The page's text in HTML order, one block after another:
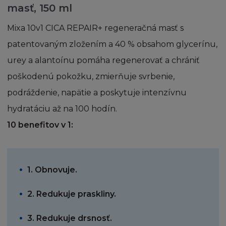
masť, 150 ml
Mixa 10v1 CICA REPAIR+ regeneračná masť s
patentovaným zložením a 40 % obsahom glycerínu,
urey a alantoínu pomáha regenerovať a chrániť
poškodenú pokožku, zmierňuje svrbenie,
podráždenie, napätie a poskytuje intenzívnu
hydratáciu až na 100 hodín.
10 benefitov v 1:
1. Obnovuje.
2. Redukuje praskliny.
3. Redukuje drsnosť.
a pod správou firmy L´Oréal tak zároveň
obsah ve vlastnictví a pod správou třetích
osob s oprávněním od firmy L´Oréal.
Jednotlivé články, zprávy a další části, které
autorskými právy. Souhlasíte s dodržováním
všech příslušných autorských práv a všech
souvisejících právních předpisů o autorských
této Stránce.
předchozího písemného souhlasu firmy L
´Oréal a zároveň berete na vědomí, že
nemáte žádná vlastnická práva k těmto
značkám a obchodním názvům.